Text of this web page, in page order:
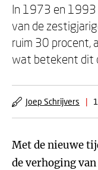
In 1973 en
van de
ruim 30 procent,
wat betekent dit
Joep Schrijvers |
Met de nieuwe
de verhoging